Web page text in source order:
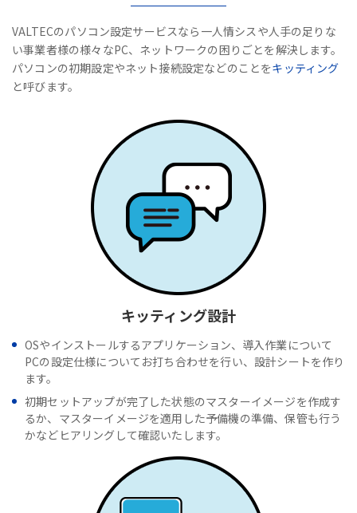
VALTECのパソコン設定サービスなら一人情シスや人手の足りな
い事業者様の様々なPC、ネットワークの困りごとを解決します。
パソコンの初期設定やネット接続設定などのことをキッティング
と呼びます。
キッティング設計
OSやインストールするアプリケーション、導入作業について
PCの設定仕様についてお打ち合わせを行い、設計シートを作り
ます。
初期セットアップが完了した状態のマスターイメージを作成す
るか、マスターイメージを適用した予備機の準備、保管も行う
かなどヒアリングして確認いたします。